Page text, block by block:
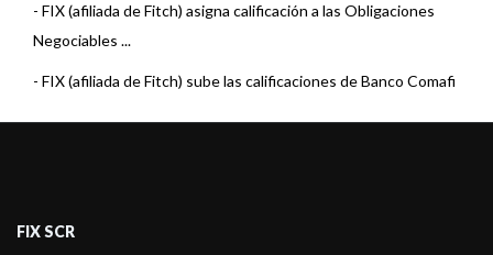
- FIX (afiliada de Fitch) asigna calificación a las Obligaciones
Negociables ...
- FIX (afiliada de Fitch) sube las calificaciones de Banco Comafi
- FIX (afiliada de Fitch) asigna calificación a las Obligaciones
FIX SCR